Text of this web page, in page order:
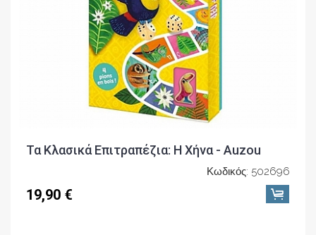
Τα Κλασικά Επιτραπέζια: Η Χήνα - Auzou
Κωδικός: 502696
19,90 €